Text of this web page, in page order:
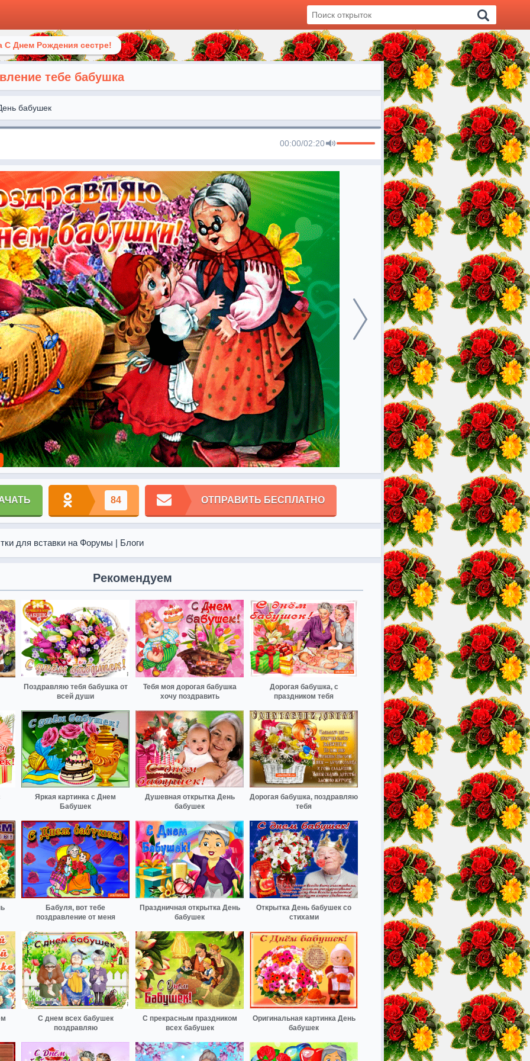
С Днем Рождения сестре!
тебе бабушка
бабушек
00:00/02:20
84 ОТПРАВИТЬ БЕСПЛАТНО
для вставки на Форумы | Блоги
Рекомендуем
Поздравляю тебя бабушка от
всей души
Тебя моя дорогая бабушка
хочу поздравить
Дорогая бабушка, с
праздником тебя
Яркая картинка с Днем
Бабушек
Душевная открытка День
бабушек
Дорогая бабушка, поздравляю
тебя
Бабуля, вот тебе
поздравление от меня
Праздничная открытка День
бабушек
Открытка День бабушек со
стихами
С днем всех бабушек
поздравляю
С прекрасным праздником
всех бабушек
Оригинальная картинка День
бабушек